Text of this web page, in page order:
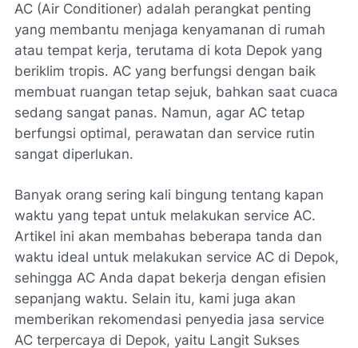
AC (Air Conditioner) adalah perangkat penting
yang membantu menjaga kenyamanan di rumah
atau tempat kerja, terutama di kota Depok yang
beriklim tropis. AC yang berfungsi dengan baik
membuat ruangan tetap sejuk, bahkan saat cuaca
sedang sangat panas. Namun, agar AC tetap
berfungsi optimal, perawatan dan service rutin
sangat diperlukan.
Banyak orang sering kali bingung tentang kapan
waktu yang tepat untuk melakukan service AC.
Artikel ini akan membahas beberapa tanda dan
waktu ideal untuk melakukan service AC di Depok,
sehingga AC Anda dapat bekerja dengan efisien
sepanjang waktu. Selain itu, kami juga akan
memberikan rekomendasi penyedia jasa service
AC terpercaya di Depok, yaitu Langit Sukses